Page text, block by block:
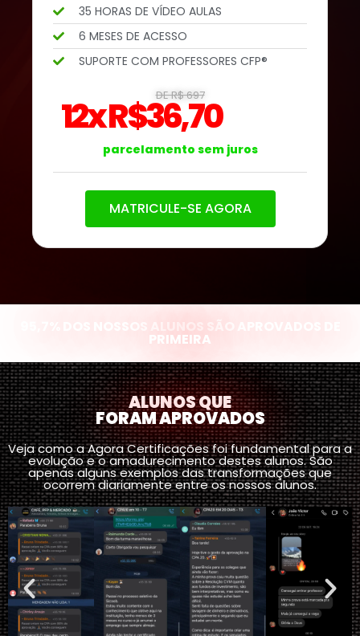
35 HORAS DE VÍDEO AULAS
6 MESES DE ACESSO
SUPORTE COM PROFESSORES CFP®
DE R$ 697
12x R$36,70
parcelamento sem juros
MATRICULE-SE AGORA
95,7% DOS NOSSOS ALUNOS SÃO APROVADOS DE
PRIMEIRA
ALUNOS QUE
FORAM APROVADOS
Veja como a Agora Certificações foi fundamental para a
evolução e o amadurecimento destes alunos. São
apenas alguns exemplos das transformações que
ocorrem diariamente entre os nossos alunos.